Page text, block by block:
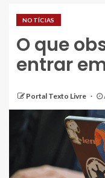
NOTÍCIAS
O que
entrar
Portal Texto Livre